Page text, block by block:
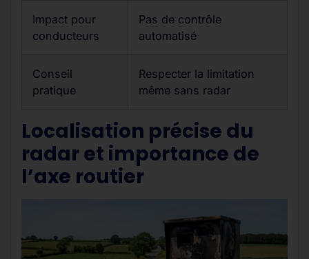
Impact pour
conducteurs
Pas de contrôle
automatisé
Conseil
pratique
Respecter la limitation
même sans radar
Localisation précise du
radar et importance de
l’axe routier